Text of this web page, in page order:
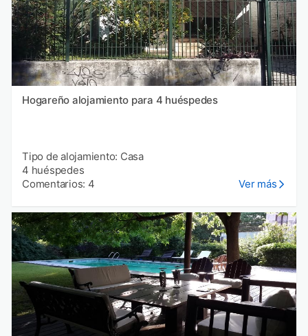
Hogareño alojamiento para 4 huéspedes
Tipo de alojamiento: Casa
4 huéspedes
Comentarios: 4
Ver más